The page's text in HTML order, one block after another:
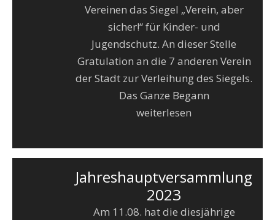
Vereinen das Siegel „Verein, aber
sicher!“ für Kinder- und
Jugendschutz. An dieser Stelle
Gratulation an die 7 anderen Verein
der Stadt zur Verleihung des Siegels.
Das Ganze Begann
weiterlesen
Jahreshauptversammlung
2023
Am 11.08. hat die diesjährige